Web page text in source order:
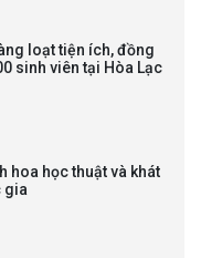
chức danh nghề
môn dùng
án tiến sĩ của NCS
loạt tiện ích, đồng
sinh viên tại Hòa Lạc
hoa học thuật và khát
gia